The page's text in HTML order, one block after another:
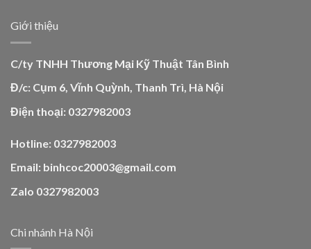
Giới thiệu
C/ty TNHH Thương Mại Kỹ Thuật Tân Bình
Đ/c: Cụm 6, Vĩnh Quỳnh, Thanh Trì, Hà Nội
Điện thoại: 0327982003
Hotline: 0327982003
Email: binhcoc20003@gmail.com
Zalo 0327982003
Chi nhánh Hà Nội